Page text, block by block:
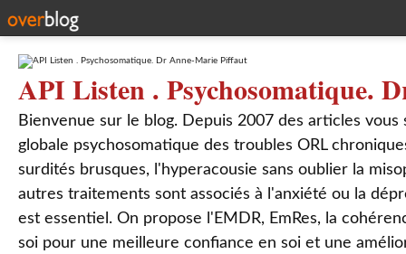
API Listen . Psychosomatique.
Bienvenue sur le blog. Depuis 2007 des articles
globale psychosomatique des troubles ORL
surdités brusques, l'hyperacousie sans oublier la
autres traitements sont associés à l'anxiété ou la
est essentiel. On propose l'EMDR, EmRes, la
soi pour une meilleure confiance en soi et une